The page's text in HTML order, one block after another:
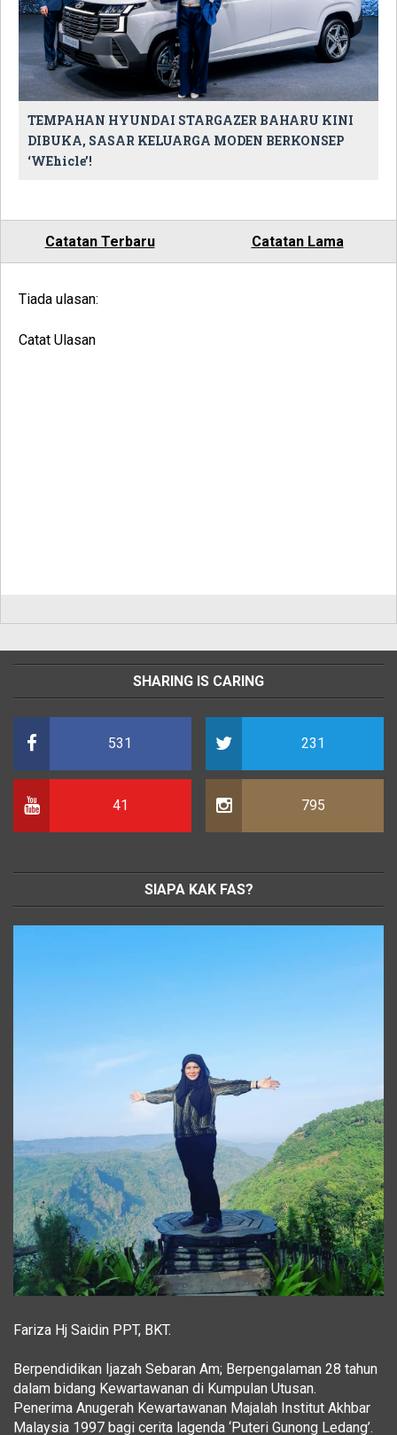
TEMPAHAN HYUNDAI STARGAZER BAHARU KINI
DIBUKA, SASAR KELUARGA MODEN BERKONSEP
‘WEhicle’!
Catatan Terbaru Catatan Lama
Tiada ulasan:
Catat Ulasan
SHARING IS CARING
531 231
41 795
SIAPA KAK FAS?
Fariza Hj Saidin PPT, BKT.
Berpendidikan Ijazah Sebaran Am; Berpengalaman 28 tahun
dalam bidang Kewartawanan di Kumpulan Utusan.
Penerima Anugerah Kewartawanan Majalah Institut Akhbar
Malaysia 1997 bagi cerita lagenda ‘Puteri Gunong Ledang’.